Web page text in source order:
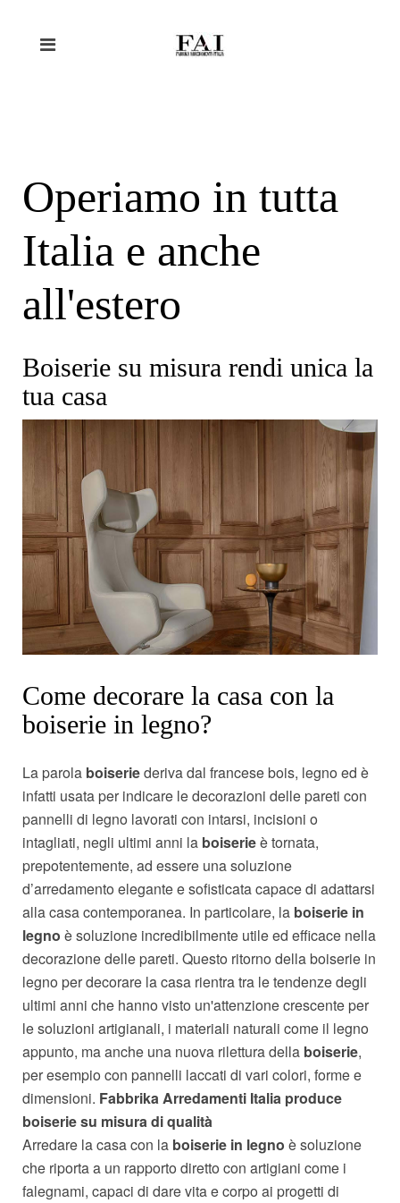
Operiamo in tutta
Italia e anche
all'estero
Boiserie su misura rendi unica la
tua casa
Come decorare la casa con la
boiserie in legno?
La parola boiseriederiva dal francese bois, legno ed è
infatti usata per indicare le decorazioni delle pareti con
pannelli di legno lavorati con intarsi, incisioni o
intagliati, negli ultimi anni la boiserieè tornata,
prepotentemente, ad essere una soluzione
d’arredamento elegante e sofisticata capace di adattarsi
alla casa contemporanea. In particolare, la boiserie in
legno è soluzione incredibilmente utile ed efficace nella
decorazione delle pareti. Questo ritorno della boiserie in
legno per decorare la casa rientra tra le tendenze degli
ultimi anni che hanno visto un'attenzione crescente per
le soluzioni artigianali, i materiali naturali come il legno
appunto, ma anche una nuova rilettura della boiserie,
per esempio con pannelli laccati di vari colori, forme e
dimensioni. Fabbrika Arredamenti Italia produce
boiserie su misura di qualità
Arredare la casa con la boiserie in legno è soluzione
che riporta a un rapporto diretto con artigiani come i
falegnami, capaci di dare vita e corpo ai progetti di